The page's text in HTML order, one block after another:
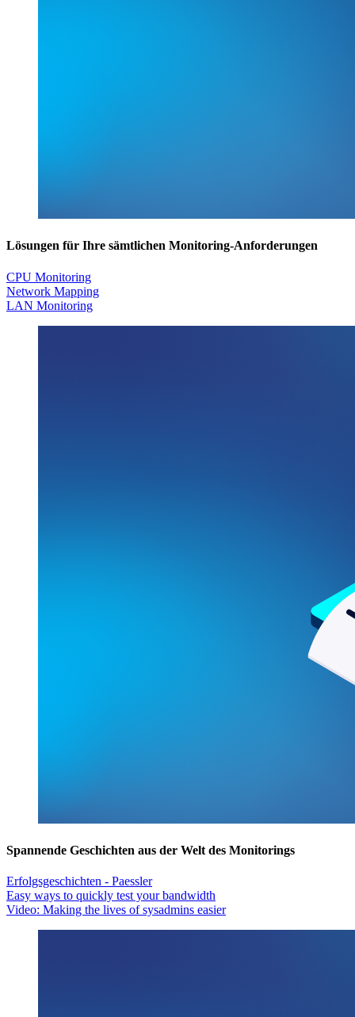
Lösungen für Ihre sämtlichen Monitoring-Anforderungen
CPU Monitoring
Network Mapping
LAN Monitoring
Spannende Geschichten aus der Welt des Monitorings
Erfolgsgeschichten - Paessler
Easy ways to quickly test your bandwidth
Video: Making the lives of sysadmins easier